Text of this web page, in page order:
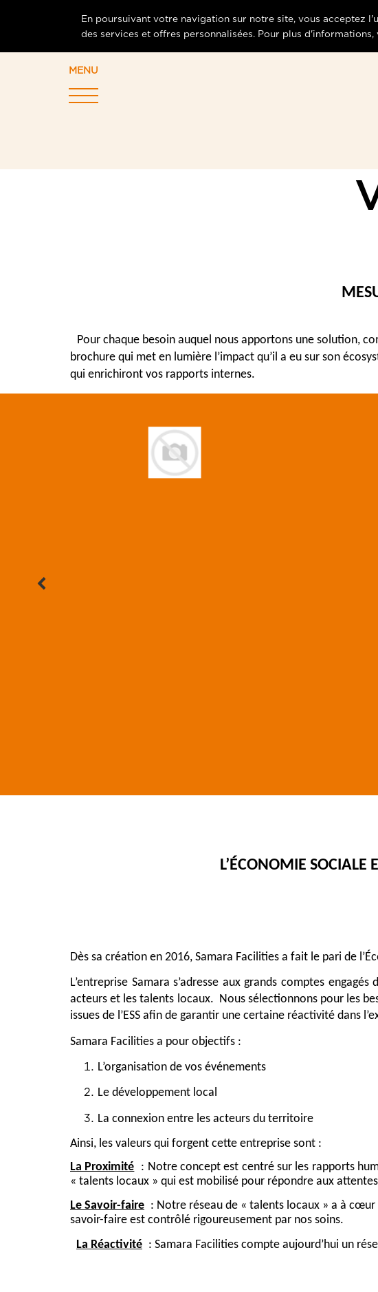
En poursuivant votre navigation sur notre site, vous acceptez
des services et offres personnalisées. Pour plus d'informations,
MENU
Pour chaque besoin auquel nous apportons une solution,
brochure qui met en lumière l’impact qu’il a eu sur son
qui enrichiront vos rapports internes.
L’ÉCONOMIE SOCIALE
Dès sa création en 2016, Samara Facilities a fait le pari de
L’entreprise Samara s’adresse aux grands comptes
acteurs et les talents locaux.  Nous sélectionnons pour les
issues de l’ESS afin de garantir une certaine réactivité dans
Samara Facilities a pour objectifs :
L’organisation de vos événements
Le développement local
La connexion entre les acteurs du territoire
Ainsi, les valeurs qui forgent cette entreprise sont :
La Proximité : Notre concept est centré sur les rapports
« talents locaux » qui est mobilisé pour répondre aux
Le Savoir-faire : Notre réseau de « talents locaux » a à
savoir-faire est contrôlé rigoureusement par nos soins.
La Réactivité : Samara Facilities compte aujourd’hui un